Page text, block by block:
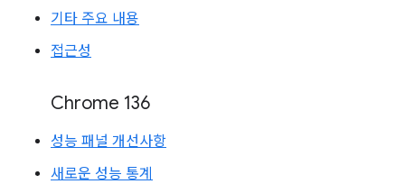
기타 주요 내용
접근성
Chrome 136
성능 패널 개선사항
새로운 성능 통계